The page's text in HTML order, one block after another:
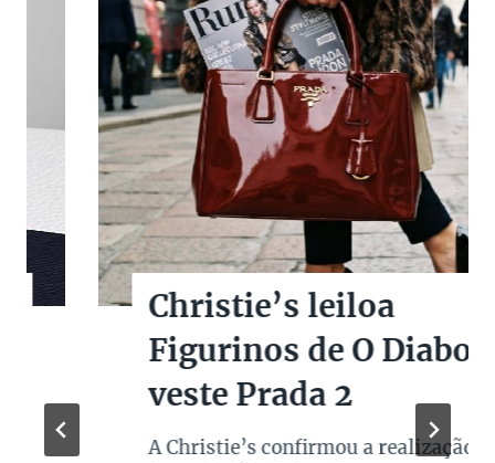
Christie’s leiloa
Figurinos de O Diabo
veste Prada 2
A Christie’s confirmou a realização